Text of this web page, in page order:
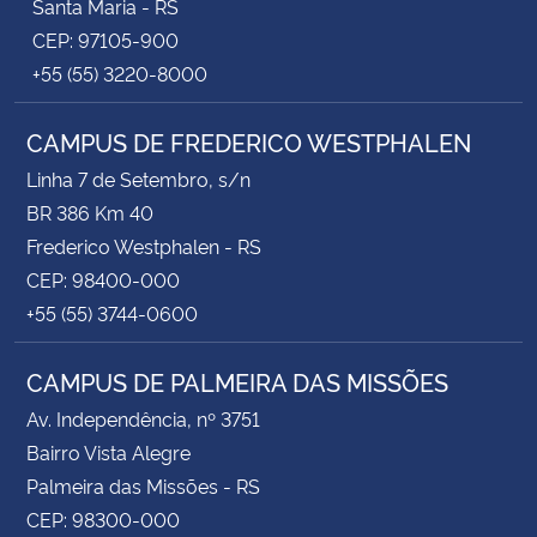
Santa Maria - RS
CEP: 97105-900
+55 (55) 3220-8000
CAMPUS DE FREDERICO WESTPHALEN
Linha 7 de Setembro, s/n
BR 386 Km 40
Frederico Westphalen - RS
CEP: 98400-000
+55 (55) 3744-0600
CAMPUS DE PALMEIRA DAS MISSÕES
Av. Independência, nº 3751
Bairro Vista Alegre
Palmeira das Missões - RS
CEP: 98300-000